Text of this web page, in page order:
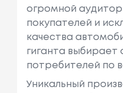
огромной
покупателей и
качества
гиганта выбирает
потребителей по
Уникальный